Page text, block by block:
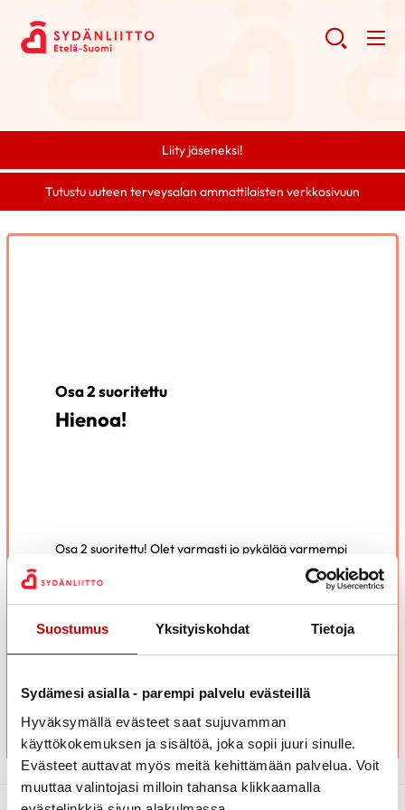
Suostumus Yksityiskohdat Tietoja
Sydämesi asialla - parempi palvelu evästeillä
Hyväksymällä evästeet saat sujuvamman
käyttökokemuksen ja sisältöä, joka sopii juuri sinulle.
Evästeet auttavat myös meitä kehittämään palvelua. Voit
muuttaa valintojasi milloin tahansa klikkaamalla
Liity jäseneksi!
Tutustu uuteen terveysalan ammattilaisten verkkosivuun
Osa 2 suoritettu
Hienoa!
Osa 2 suoritettu! Olet varmasti jo pykälää varmempi
materiaaliin tarkistamaan tietosi.
Siihen pääset tutustumaantäältä.